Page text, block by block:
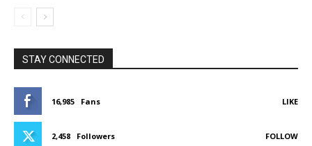
STAY CONNECTED
16,985 Fans LIKE
2,458 Followers FOLLOW